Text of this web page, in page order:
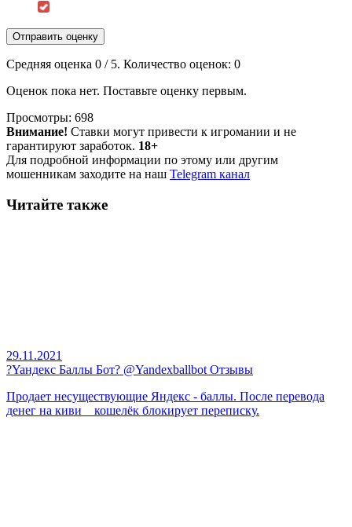
Отправить оценку
Средняя оценка 0 / 5. Количество оценок: 0
Оценок пока нет. Поставьте оценку первым.
Просмотры: 698
Внимание! Ставки могут привести к игромании и не
гарантируют заработок. 18+
Для подробной информации по этому или другим
мошенникам заходите на наш Telegram канал
Читайте также
29.11.2021
?Yaндекс Баллы Бот? @Yandexballbot Отзывы
Продает несуществующие Яндекс - баллы. После перевода
денег на киви _ кошелёк блокирует переписку.